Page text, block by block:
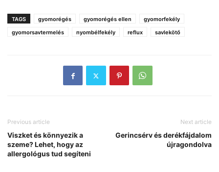
TAGS gyomorégés gyomorégés ellen
gyomorfekély
gyomorsavtermelés
nyombélfekély reflux savlekötő
Previous article
Viszket és könnyezik a
szeme? Lehet, hogy az
allergológus tud segíteni
Next article
Gerincsérv és derékfájdalom
újragondolva